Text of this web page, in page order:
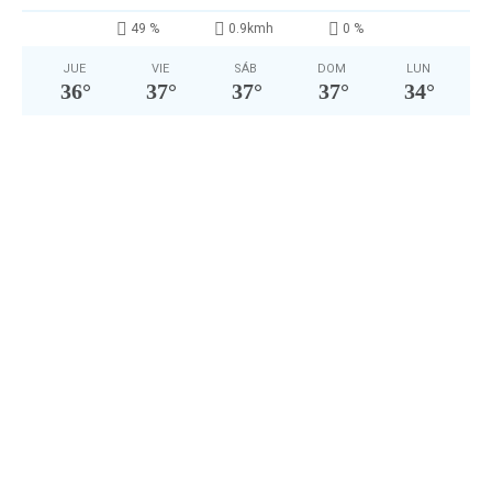
49 % 0.9kmh 0 %
JUE
36°
VIE
37°
SÁB
37°
DOM
37°
LUN
34°